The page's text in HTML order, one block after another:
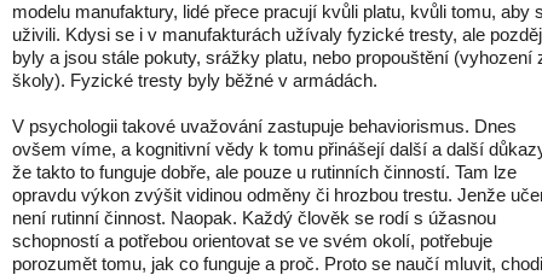
modelu manufaktury, lidé přece pracují kvůli platu, kvůli tomu, aby
uživili. Kdysi se i v manufakturách užívaly fyzické tresty, ale
byly a jsou stále pokuty, srážky platu, nebo propouštění (vyhození
školy). Fyzické tresty byly běžné v armádách.
V psychologii takové uvažování zastupuje behaviorismus. Dnes
ovšem víme, a kognitivní vědy k tomu přinášejí další a další
že takto to funguje dobře, ale pouze u rutinních činností. Tam lze
opravdu výkon zvýšit vidinou odměny či hrozbou trestu. Jenže
není rutinní činnost. Naopak. Každý člověk se rodí s úžasnou
schopností a potřebou orientovat se ve svém okolí, potřebuje
porozumět tomu, jak co funguje a proč. Proto se naučí mluvit,